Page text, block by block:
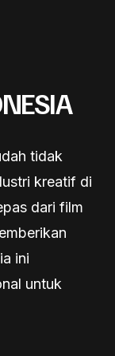
tidak
kreatif di
dari film
ini
untuk